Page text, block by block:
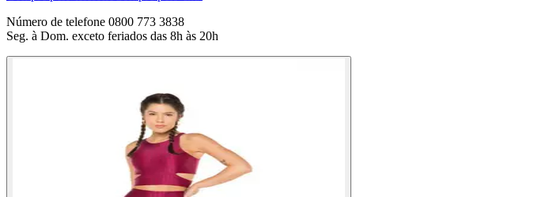
Número de telefone 0800 773 3838
Seg. à Dom. exceto feriados das 8h às 20h